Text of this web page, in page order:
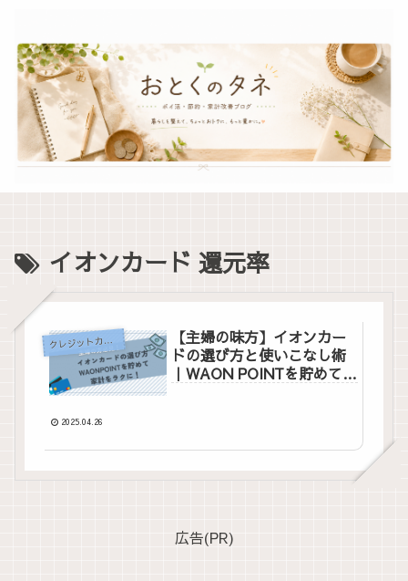
イオンカード 還元率
ク
レジットカード
【主婦の味方】イオンカー
ドの選び方と使いこなし術
｜WAON POINTを貯めて家
2025.04.26
広告(PR)